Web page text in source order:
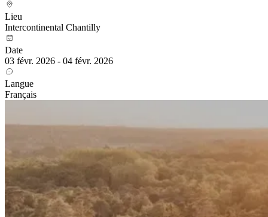
Lieu
Intercontinental Chantilly
Date
03 févr. 2026 - 04 févr. 2026
Langue
Français